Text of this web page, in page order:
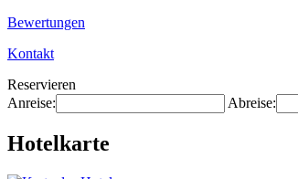
Bewertungen
Kontakt
Reservieren
Anreise:
Abreise:
Hotelkarte